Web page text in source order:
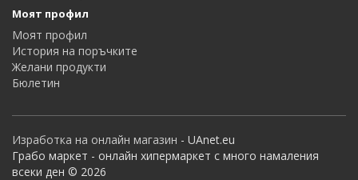
Моят профил
Моят профил
История на поръчките
Желани продукти
Бюлетин
Изработка на онлайн магазин - UAnet.eu
Грабо маркет - онлайн хипермаркет с много намаления
всеки ден © 2026